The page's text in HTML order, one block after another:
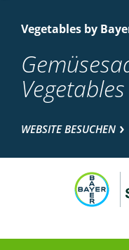
Vegetables by
WEBSITE BESUCHEN